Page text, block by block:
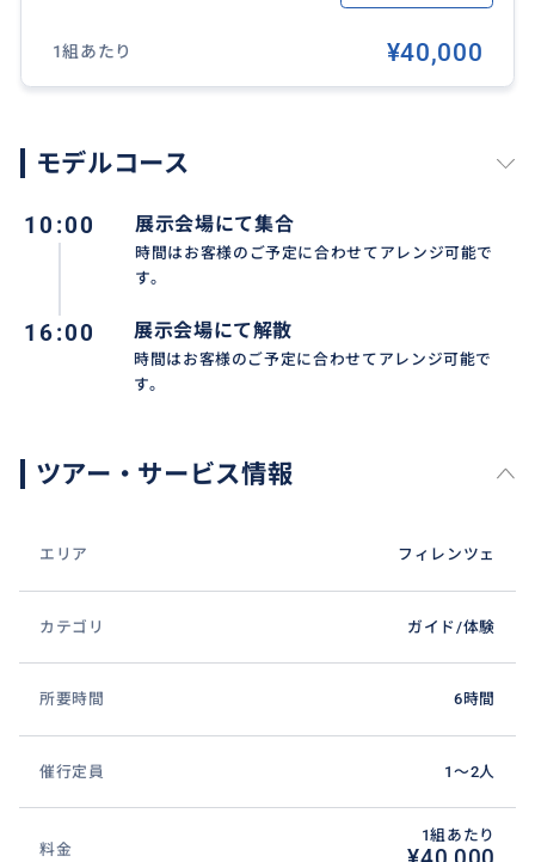
1組あたり ¥40,000
モデルコース
10:00 展示会場にて集合
時間はお客様のご予定に合わせてアレンジ可能で
す。
16:00 展示会場にて解散
時間はお客様のご予定に合わせてアレンジ可能で
す。
ツアー・サービス情報
エリア フィレンツェ
カテゴリ ガイド/体験
所要時間 6時間
催行定員 1〜2人
料金
1組あたり